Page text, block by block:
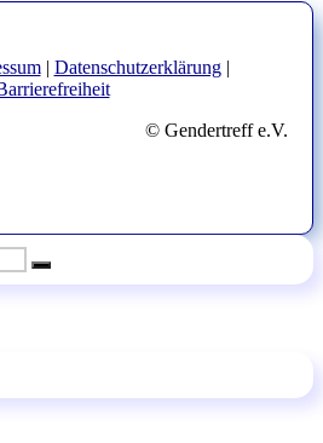
| Datenschutzerklärung|
© Gendertreff e.V.
Suchen